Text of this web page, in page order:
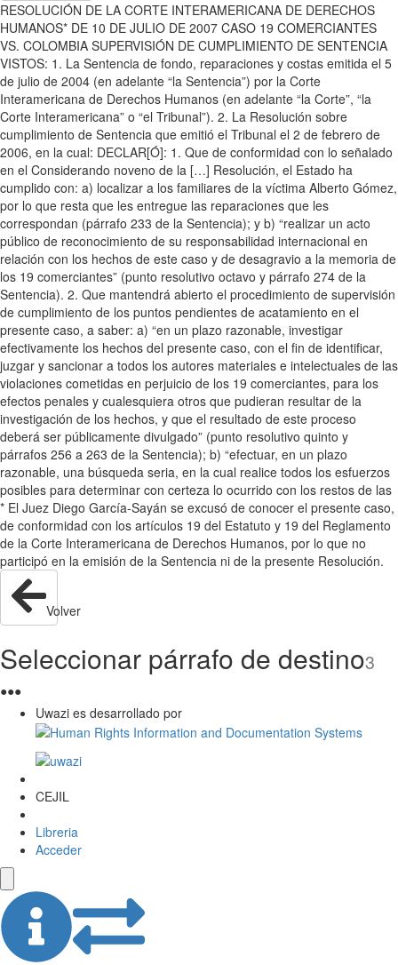
RESOLUCIÓN DE LA CORTE INTERAMERICANA DE DERECHOS
HUMANOS* DE 10 DE JULIO DE 2007 CASO 19 COMERCIANTES
VS. COLOMBIA SUPERVISIÓN DE CUMPLIMIENTO DE SENTENCIA
VISTOS: 1. La Sentencia de fondo, reparaciones y costas emitida el 5
de julio de 2004 (en adelante “la Sentencia”) por la Corte
Interamericana de Derechos Humanos (en adelante “la Corte”, “la
Corte Interamericana” o “el Tribunal”). 2. La Resolución sobre
cumplimiento de Sentencia que emitió el Tribunal el 2 de febrero de
2006, en la cual: DECLAR[Ó]: 1. Que de conformidad con lo señalado
en el Considerando noveno de la […] Resolución, el Estado ha
cumplido con: a) localizar a los familiares de la víctima Alberto Gómez,
por lo que resta que les entregue las reparaciones que les
correspondan (párrafo 233 de la Sentencia); y b) “realizar un acto
público de reconocimiento de su responsabilidad internacional en
relación con los hechos de este caso y de desagravio a la memoria de
los 19 comerciantes” (punto resolutivo octavo y párrafo 274 de la
Sentencia). 2. Que mantendrá abierto el procedimiento de supervisión
de cumplimiento de los puntos pendientes de acatamiento en el
presente caso, a saber: a) “en un plazo razonable, investigar
efectivamente los hechos del presente caso, con el fin de identificar,
juzgar y sancionar a todos los autores materiales e intelectuales de las
violaciones cometidas en perjuicio de los 19 comerciantes, para los
efectos penales y cualesquiera otros que pudieran resultar de la
investigación de los hechos, y que el resultado de este proceso
deberá ser públicamente divulgado” (punto resolutivo quinto y
párrafos 256 a 263 de la Sentencia); b) “efectuar, en un plazo
razonable, una búsqueda seria, en la cual realice todos los esfuerzos
posibles para determinar con certeza lo ocurrido con los restos de las
* El Juez Diego García-Sayán se excusó de conocer el presente caso,
de conformidad con los artículos 19 del Estatuto y 19 del Reglamento
de la Corte Interamericana de Derechos Humanos, por lo que no
participó en la emisión de la Sentencia ni de la presente Resolución.
Volver
Seleccionar párrafo de destino3
●●●
Uwazi es desarrollado por
CEJIL
Libreria
Acceder